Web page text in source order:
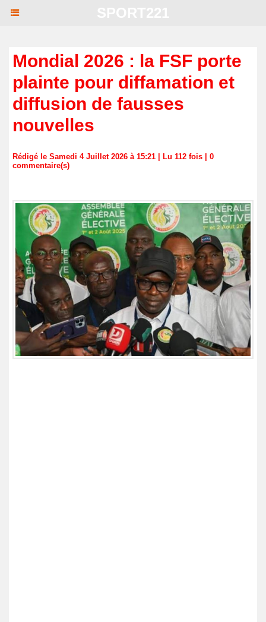
Mondial 2026 : la FSF porte
plainte pour diffamation et
diffusion de fausses
nouvelles
Rédigé le Samedi 4 Juillet 2026 à 15:21 | Lu 112 fois | 0
commentaire(s)